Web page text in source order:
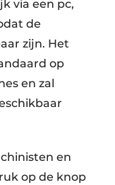
via een pc,
de
zijn. Het
op
en zal
en
op de knop